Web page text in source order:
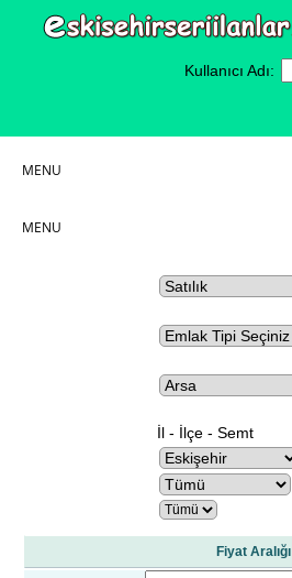
Kullanıcı Adı:
MENU
MENU
İl - İlçe - Semt
Fiyat Aralığı